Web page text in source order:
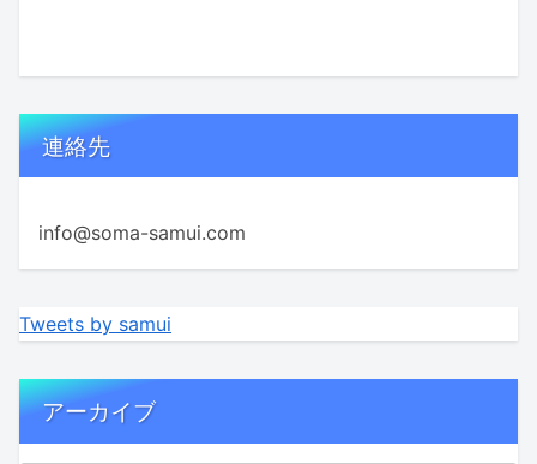
連絡先
info@soma-samui.com
Tweets by samui
アーカイブ